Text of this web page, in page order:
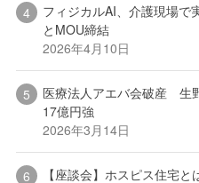
フィジカルAI、介護現場
とMOU締結
2026年4月10日
医療法人アエバ会破産 生
17億円強
2026年3月14日
【座談会】ホスピス住宅